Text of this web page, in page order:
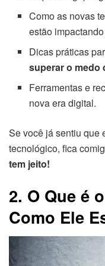
Como as novas
estão
Dicas práticas
superar o medo
Ferramentas e
nova era digital.
Se você já sentiu que
tecnológico, fica
tem jeito!
2. O Que é
Como Ele